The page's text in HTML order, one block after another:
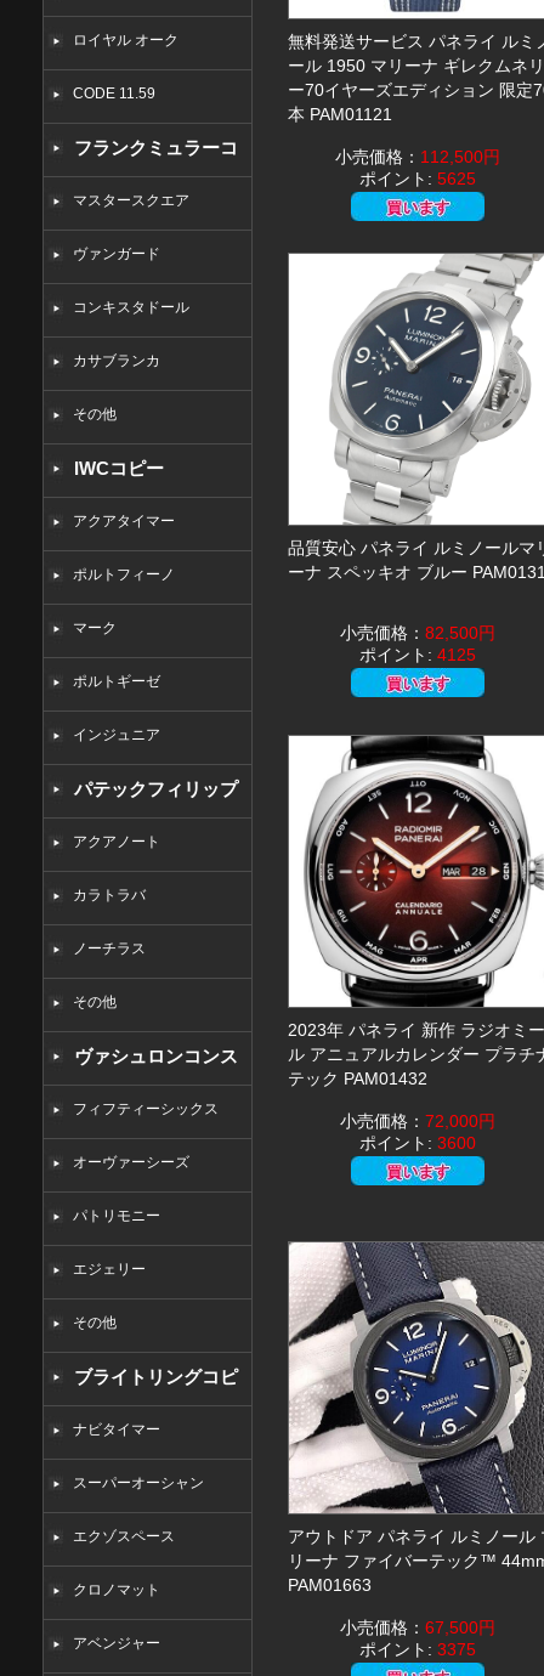
ロイヤル オーク
CODE 11.59
フランクミュラーコ
ピーマスタースクエア
ヴァンガード
コンキスタドール
カサブランカ
その他
IWCコピー
アクアタイマー
ポルトフィーノ
マーク
ポルトギーゼ
インジュニア
パテックフィリップ
コピーアクアノート
カラトラバ
ノーチラス
その他
ヴァシュロンコンス
タンタンコピー
フィフティーシックス
オーヴァーシーズ
パトリモニー
エジェリー
その他
ブライトリングコピ
ー ナビタイマー
スーパーオーシャン
エクゾスペース
クロノマット
アベンジャー
無料発送サービス パネライ ルミ
ール 1950 マリーナ ギレクムネリ
ー70イヤーズエディション 限定
本 PAM01121
小売価格： 112,500円
ポイント: 5625
品質安心 パネライ ルミノールマ
ーナ スペッキオ ブルー
小売価格： 82,500円
ポイント: 4125
2023年 パネライ 新作 ラジオミー
ル アニュアルカレンダー プラチ
テック PAM01432
小売価格： 72,000円
ポイント: 3600
アウトドア パネライ ルミノール
リーナ ファイバーテック™
PAM01663
小売価格： 67,500円
ポイント: 3375